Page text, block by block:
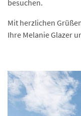
besuchen.
Mit herzlichen
Ihre Melanie Glazer